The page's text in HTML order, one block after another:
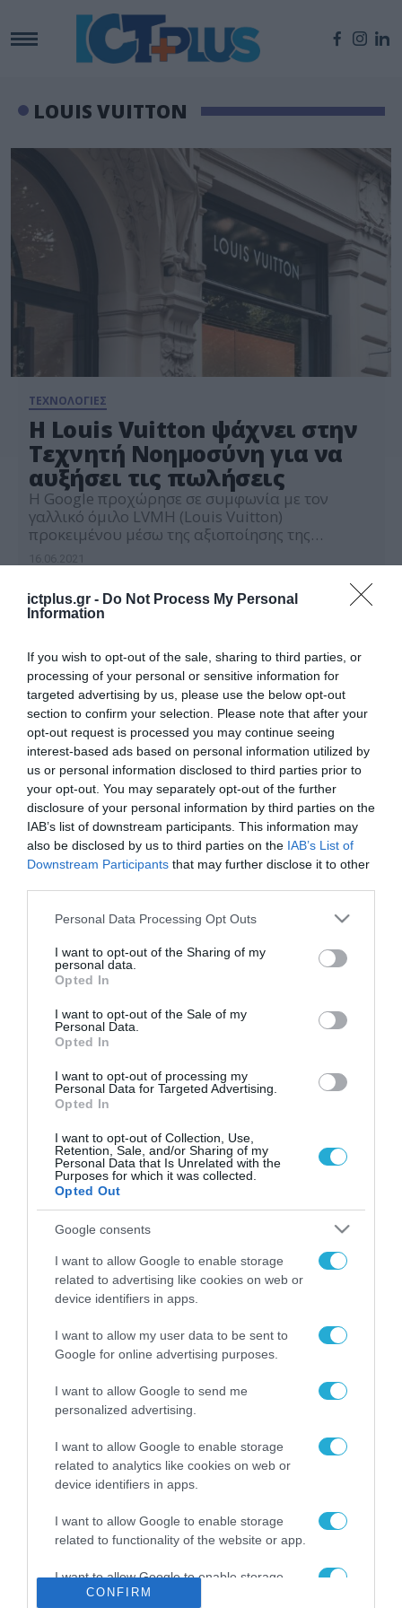
ictplus.gr - Do Not Process My Personal
Information
If you wish to opt-out of the sale, sharing to third parties, or
processing of your personal or sensitive information for
targeted advertising by us, please use the below opt-out
section to confirm your selection. Please note that after your
opt-out request is processed you may continue seeing
interest-based ads based on personal information utilized by
us or personal information disclosed to third parties prior to
your opt-out. You may separately opt-out of the further
disclosure of your personal information by third parties on the
IAB’s list of downstream participants. This information may
also be disclosed by us to third parties on the IAB’s List of
Downstream Participants that may further disclose it to other
Please note that this website/app uses one or more Google
not limited to your visit or usage behaviour. You may click to
grant or deny consent to Google and its third-party tags to
use your data for below specified purposes in below Google
consent section.
Personal Data Processing Opt Outs
I want to opt-out of the Sharing of my
personal data.
Opted In
I want to opt-out of the Sale of my
Personal Data.
Opted In
I want to opt-out of processing my
Personal Data for Targeted Advertising.
Opted In
I want to opt-out of Collection, Use,
Retention, Sale, and/or Sharing of my
Personal Data that Is Unrelated with the
Purposes for which it was collected.
Opted Out
Google consents
I want to allow Google to enable storage
related to advertising like cookies on web or
device identifiers in apps.
I want to allow my user data to be sent to
Google for online advertising purposes.
I want to allow Google to send me
personalized advertising.
I want to allow Google to enable storage
related to analytics like cookies on web or
device identifiers in apps.
I want to allow Google to enable storage
related to functionality of the website or app.
I want to allow Google to enable storage
related to personalization.
CONFIRM
LOUIS VUITTON
ΤΕΧΝΟΛΟΓΙΕΣ
H Louis Vuitton ψάχνει στην
Τεχνητή Νοημοσύνη για να
αυξήσει τις πωλήσεις
Η Google προχώρησε σε συμφωνία με τον
γαλλικό όμιλο LVMH (Louis Vuitton)
προκειμένου μέσω της αξιοποίησης της
εξατομικευμένη εμπειρία στους πλούσιους
πελάτες του οίκου πολυτελών ειδών που
πραγματοποιούν αγορές στο διαδίκτυο. Η
μονάδα της Alphabet θα συνεργαστεί επίσης με
πρόβλεψη της ζήτησης και τη διαχείριση
αποθεμάτων […]
ΡΟΗ ΕΙΔΗΣΕΩΝ
Το χρηματοδοτούμενο
από την ΕΕ έργο “The
Gaming Police”
ενισχύει την ασφάλεια
των παιδιών στο
31.07.2026
ΑΑΔΕ: Διευκρινίσεις
για τα πρόστιμα σε
παραβάσεις που
31.07.2026
Τεχνητή Νοημοσύνη
δεν είναι απλώς μια
νέα τεχνολογία, είναι
επανάσταση»
31.07.2026
Νέος οδηγός του ΕΚΤ
για τη χρηματοδότηση
των ελληνικών
επιχειρήσεων στον
χώρο της άμυνας